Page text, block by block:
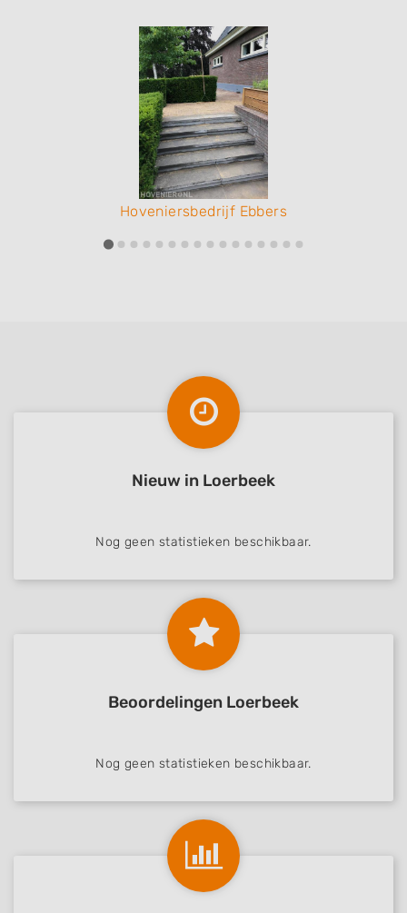
Hoveniersbedrijf Ebbers
Nieuw in Loerbeek
Nog geen statistieken beschikbaar.
Beoordelingen Loerbeek
Nog geen statistieken beschikbaar.